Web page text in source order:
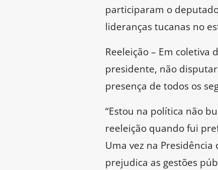
participaram o
lideranças tucanas no
Reeleição – Em
presidente, não
presença de todos os
“Estou na política não
reeleição quando fui
Uma vez na
prejudica as gestões